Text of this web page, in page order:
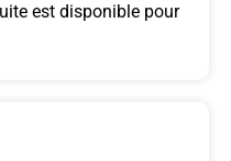
est disponible pour